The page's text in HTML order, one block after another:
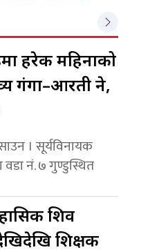
हरेक महिनाको
गंगा–आरती हुने,
। सूर्यविनायक
वडा नं. ७ गुण्डुस्थित
शिव
शिक्षक